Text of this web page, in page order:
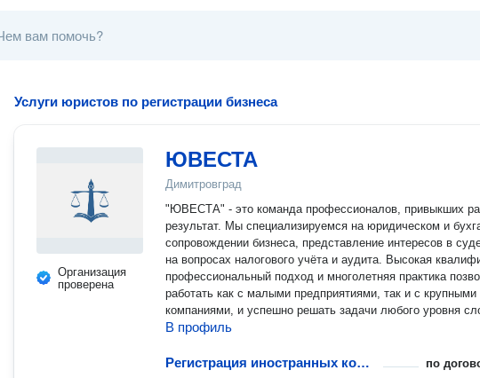
Услуги юристов по регистрации бизнеса
Организация
проверена
ЮВЕСТА
Димитровград
"ЮВЕСТА" - это команда профессионалов, привыкших
результат. Мы специализируемся на юридическом и
сопровождении бизнеса, представление интересов в
на вопросах налогового учёта и аудита. Высокая
профессиональный подход и многолетняя практика
работать как с малыми предприятиями, так и с крупными
компаниями, и успешно решать задачи любого уровня
В профиль
Регистрация иностранных компаний по